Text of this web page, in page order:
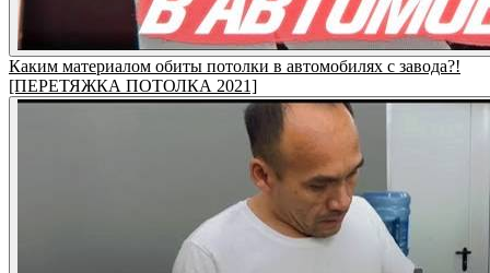
Каким материалом обиты потолки в автомобилях с завода?!
[ПЕРЕТЯЖКА ПОТОЛКА 2021]